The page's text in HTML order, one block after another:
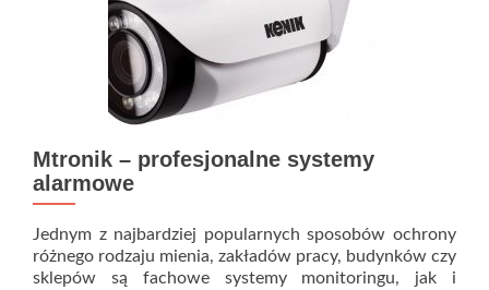
Mtronik – profesjonalne systemy
alarmowe
Jednym z najbardziej popularnych sposobów ochrony
różnego rodzaju mienia, zakładów pracy, budynków czy
sklepów są fachowe systemy monitoringu, jak i